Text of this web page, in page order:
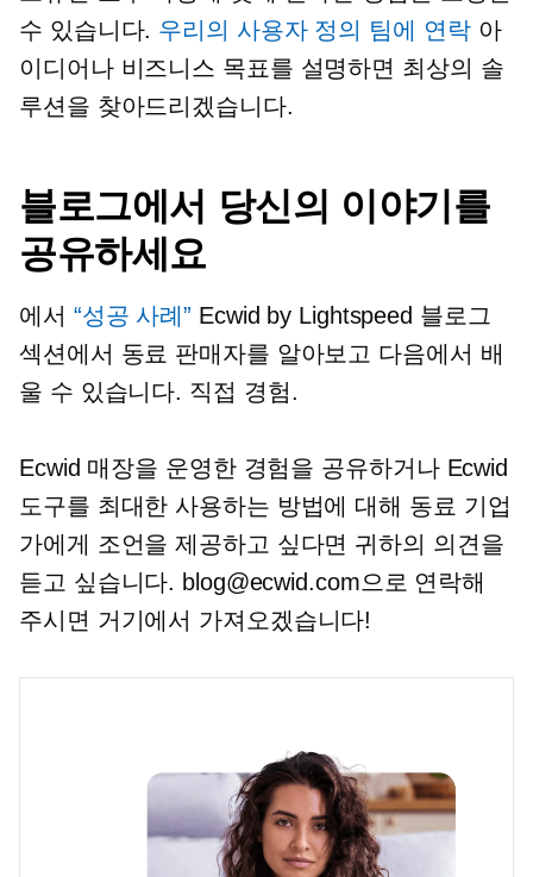
수 있습니다. 우리의 사용자 정의 팀에 연락아
이디어나 비즈니스 목표를 설명하면 최상의 솔
루션을 찾아드리겠습니다.
블로그에서 당신의 이야기를
공유하세요
에서 “성공 사례” Ecwid by Lightspeed 블로그
섹션에서 동료 판매자를 알아보고 다음에서 배
울 수 있습니다. 직접 경험.
Ecwid 매장을 운영한 경험을 공유하거나 Ecwid
도구를 최대한 사용하는 방법에 대해 동료 기업
가에게 조언을 제공하고 싶다면 귀하의 의견을
듣고 싶습니다. blog@ecwid.com으로 연락해
주시면 거기에서 가져오겠습니다!